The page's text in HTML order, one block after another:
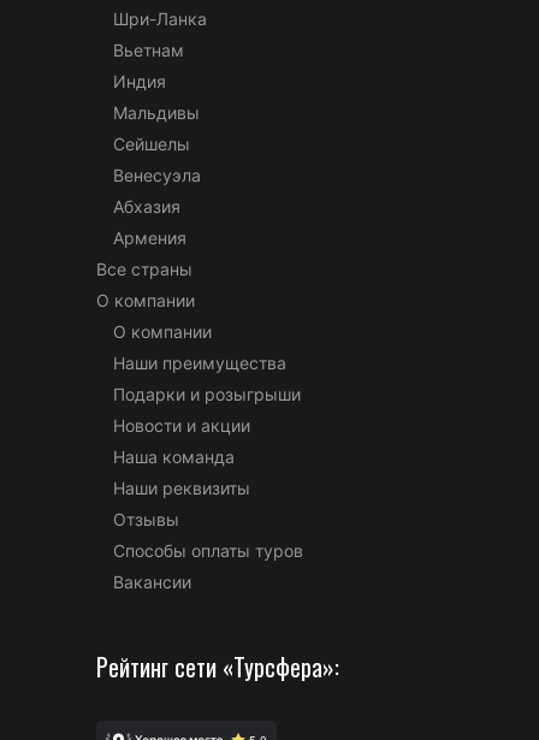
Шри-Ланка
Вьетнам
Индия
Мальдивы
Сейшелы
Венесуэла
Абхазия
Армения
Все страны
О компании
О компании
Наши преимущества
Подарки и розыгрыши
Новости и акции
Наша команда
Наши реквизиты
Отзывы
Способы оплаты туров
Вакансии
Рейтинг сети «Турсфера»: